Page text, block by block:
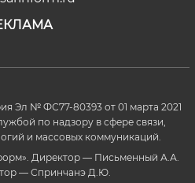
Эл № ФС77-80393 от 01 марта 2021
по надзору в сфере связи,
и массовых коммуникаций.
Директор — Письменный А.А.
— Спринчанэ Д.Ю.